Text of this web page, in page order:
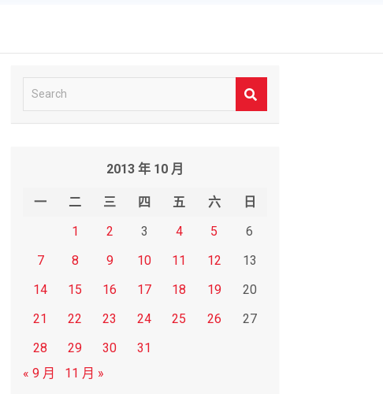
e
2013 年 10 月
一 二 三 四 五 六
日
1
2 3 4 5
6
7
8 9 10 11 12
13
14
15 16 17 18 19
20
21
22 23 24 25 26
27
28
29 30
31
« 9 月
11 月 »